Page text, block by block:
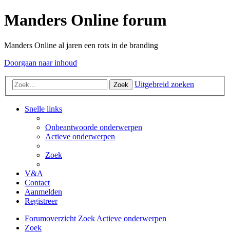
Manders Online forum
Manders Online al jaren een rots in de branding
Doorgaan naar inhoud
Zoek Uitgebreid zoeken
Snelle links
Onbeantwoorde onderwerpen
Actieve onderwerpen
Zoek
V&A
Contact
Aanmelden
Registreer
Forumoverzicht ZoekActieve onderwerpen
Zoek